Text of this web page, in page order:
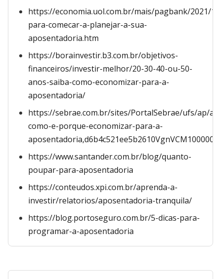
https://economia.uol.com.br/mais/pagbank/2021/
para-comecar-a-planejar-a-sua-
aposentadoria.htm
https://borainvestir.b3.com.br/objetivos-
financeiros/investir-melhor/20-30-40-ou-50-
anos-saiba-como-economizar-para-a-
aposentadoria/
https://sebrae.com.br/sites/PortalSebrae/ufs/ap/
como-e-porque-economizar-para-a-
https://www.santander.com.br/blog/quanto-
poupar-para-aposentadoria
https://conteudos.xpi.com.br/aprenda-a-
investir/relatorios/aposentadoria-tranquila/
https://blog.portoseguro.com.br/5-dicas-para-
programar-a-aposentadoria